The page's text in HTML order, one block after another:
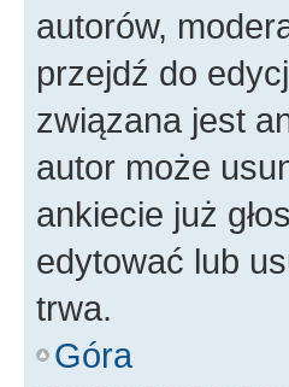
autorów,
przejdź do
związana jest
autor może
ankiecie już
edytować lub
trwa.
Góra